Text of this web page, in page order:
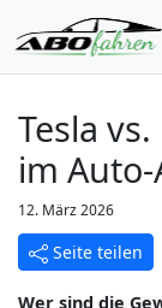
Tesla
im
12. März 2026
Seite teilen
Wer sind die